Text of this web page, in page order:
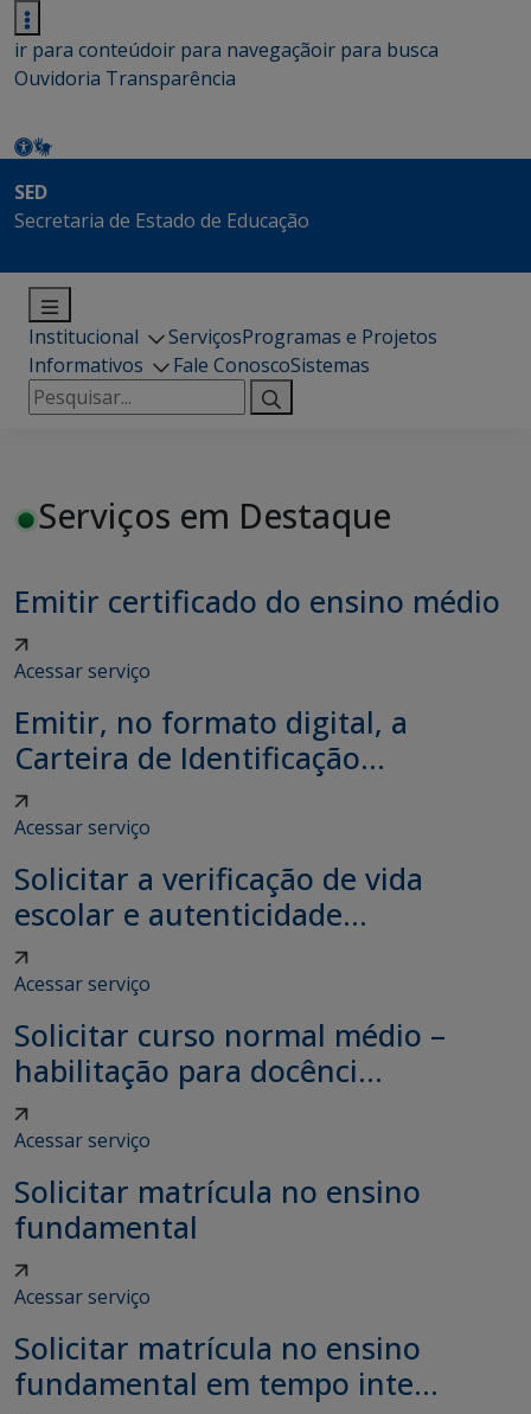
ir para conteúdoir para navegaçãoir para busca
Ouvidoria Transparência
SED
Secretaria de Estado de Educação
Institucional ServiçosProgramas e Projetos
Informativos
Fale ConoscoSistemas
Pesquisar
por:
Serviços em Destaque
Emitir certificado do ensino médio
Acessar serviço
Emitir, no formato digital, a
Carteira de Identificação...
Acessar serviço
Solicitar a verificação de vida
escolar e autenticidade...
Acessar serviço
Solicitar curso normal médio –
habilitação para docênci...
Acessar serviço
Solicitar matrícula no ensino
fundamental
Acessar serviço
Solicitar matrícula no ensino
fundamental em tempo inte...